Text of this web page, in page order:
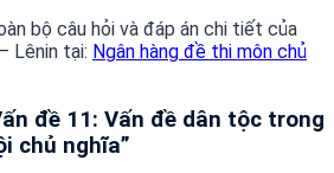
bộ câu hỏi và đáp án chi tiết của
Lênin tại: Ngân hàng đề thi môn chủ
đề 11: Vấn đề dân tộc trong
chủ nghĩa”